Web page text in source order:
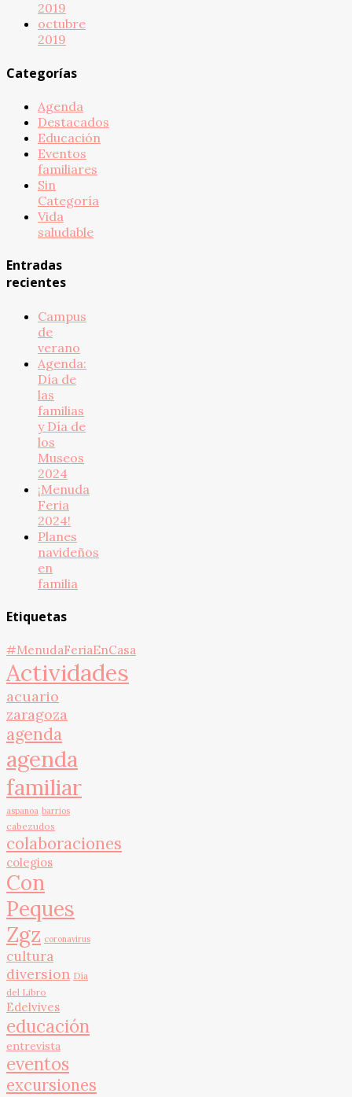
2019
octubre
2019
Categorías
Agenda
Destacados
Educación
Eventos
familiares
Sin
Categoría
Vida
saludable
Entradas
recientes
Campus
de
verano
Agenda:
Día de
las
familias
y Día de
los
Museos
2024
¡Menuda
Feria
2024!
Planes
navideños
en
familia
Etiquetas
#MenudaFeriaEnCasa
Actividades
acuario
zaragoza
agenda
agenda
familiar
aspanoa barrios
cabezudos
colaboraciones
colegios
Con
Peques
Zgz coronavirus
cultura
diversion Día
del Libro
Edelvives
educación
entrevista
eventos
excursiones